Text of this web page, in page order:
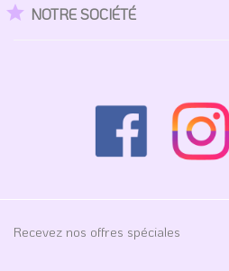
star NOTRE SOCIÉTÉ
Recevez nos offres spéciales